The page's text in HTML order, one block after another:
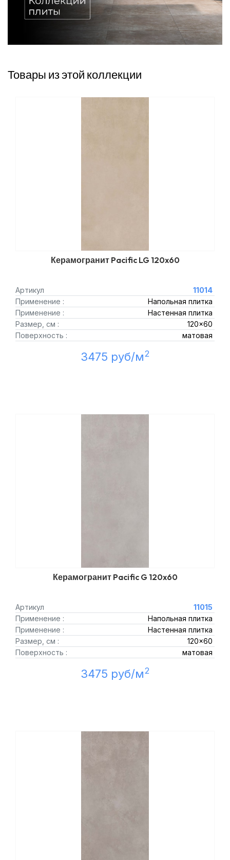
Товары из этой коллекции
Керамогранит Pacific LG 120x60
Артикул
11014
Применение :
Напольная плитка
Применение :
Настенная плитка
Размер, см :
120x60
Поверхность :
матовая
3475 руб/м2
Керамогранит Pacific G 120x60
Артикул
11015
Применение :
Напольная плитка
Применение :
Настенная плитка
Размер, см :
120x60
Поверхность :
матовая
3475 руб/м2